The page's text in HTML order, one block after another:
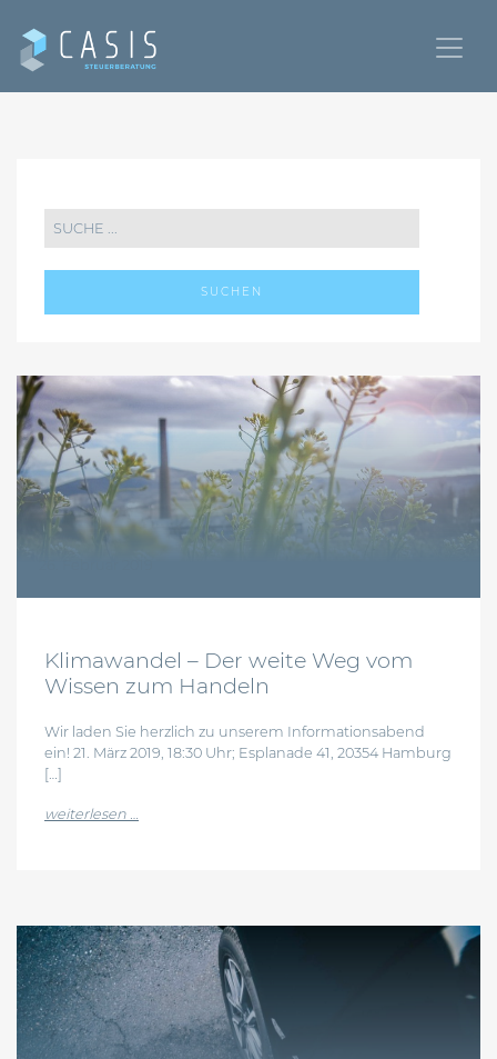
SUCHEN
Klimawandel – Der weite Weg vom
Wissen zum Handeln
Wir laden Sie herzlich zu unserem Informationsabend
ein! 21. März 2019, 18:30 Uhr; Esplanade 41, 20354 Hamburg
[…]
weiterlesen …